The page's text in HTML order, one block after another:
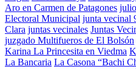
Aro en Carmen de Patagones
Electoral Municipal junta vecinal
Clara juntas vecinales Juntas
juzgado Multifueros de El Bolsón
Karina La Princesita en Viedma
La Bancaria La Casona “Bachi